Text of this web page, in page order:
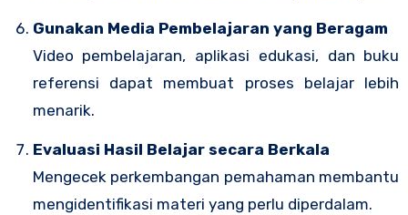
Gunakan Media Pembelajaran yang Beragam
Video pembelajaran, aplikasi edukasi, dan buku
referensi dapat membuat proses belajar lebih
menarik.
Evaluasi Hasil Belajar secara Berkala
Mengecek perkembangan pemahaman membantu
mengidentifikasi materi yang perlu diperdalam.